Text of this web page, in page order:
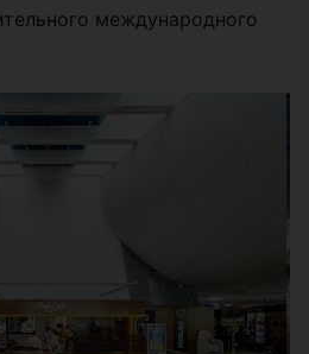
международного